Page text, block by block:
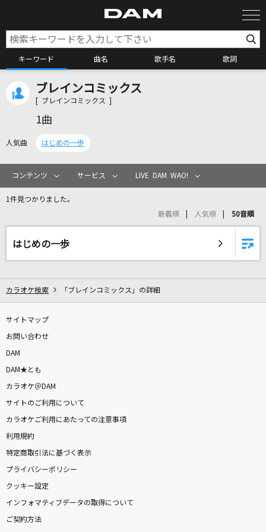
キーワード 曲名 歌手名 歌詞
カラオケ検索
カラオケリクエスト
リアルタイムで歌われている曲の一覧
n-buna feat.初音ミク
メロウ
モエチャッカファイア
弌誠
アスノヨゾラ哨戒班
Orangestar feat.IA
ブレインコミックス
[ ブレインコミックス ]
1曲
人気曲 はじめの一歩
コンテンツ サービス LIVE DAM WAO!
1件見つかりました。
新着順 人気順 50音順
はじめの一歩
カラオケ検索 「ブレインコミックス」の詳細
サイトマップ
お問い合わせ
DAM
DAM★とも
カラオケ＠DAM
サイトのご利用について
カラオケご利用にあたっての注意事項
利用規約
特定商取引法に基づく表示
プライバシーポリシー
クッキー設定
インフォマティブデータの取得について
ご契約方法